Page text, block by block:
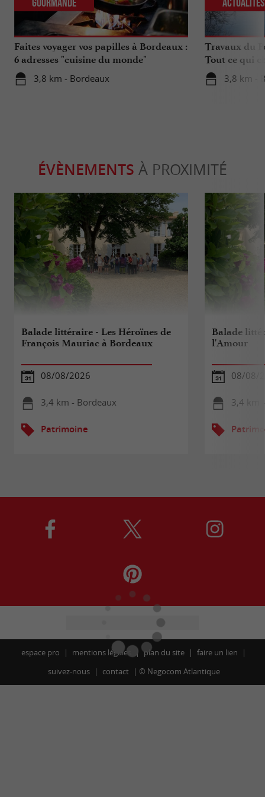
Faites voyager vos papilles à Bordeaux :
6 adresses "cuisine du monde"
3,8 km - Bordeaux
Gourmande
Travaux du
Tout ce qui
3,8 km -
Actualités
ÉVÈNEMENTS À PROXIMITÉ
Balade littéraire - Les Héroïnes de
François Mauriac à Bordeaux
08/08/2026
3,4 km - Bordeaux
Patrimoine
Balade
l'Amour
08/08/
3,4 km
espace pro mentions légales plan du site
faire un lien
suivez-nous
contact © Negocom Atlantique